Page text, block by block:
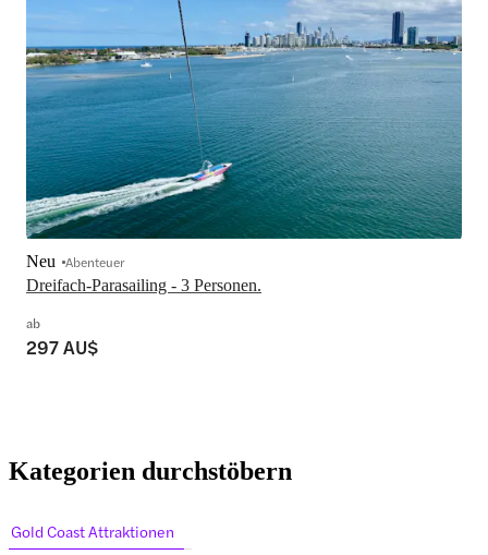
Dreifach-Parasailing - 3 Personen.
Neu Abenteuer
ab
297 AU$
Kategorien durchstöbern
Gold Coast Attraktionen